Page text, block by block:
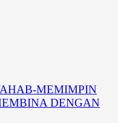
MEMIMPIN
DENGAN